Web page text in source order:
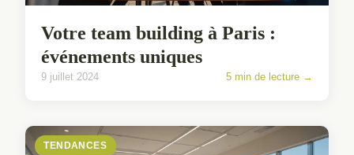
Votre team building à Paris :
événements uniques
9 juillet 2024 5 min de lecture →
TENDANCES